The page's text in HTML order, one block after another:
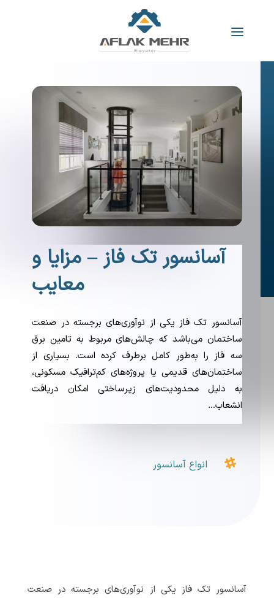
آسانسور تک فاز – مزایا و
معایب
آسانسور تک فاز یکی از نوآوری‌های برجسته در صنعت
ساختمان می‌باشد که چالش‌های مربوط به تامین برق
سه فاز را به‌طور کامل برطرف کرده است. بسیاری از
ساختمان‌های قدیمی یا پروژه‌های کم‌ترافیک مسکونی،
به دلیل محدودیت‌های زیرساختی امکان دریافت
انشعاب…
 انواع آسانسور
آسانسور تک فاز یکی از نوآوری‌های برجسته در صنعت